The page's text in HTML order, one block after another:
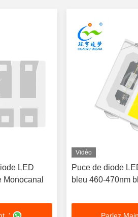
LED
Vidéo
Puce de diode
bleu 460-470nm